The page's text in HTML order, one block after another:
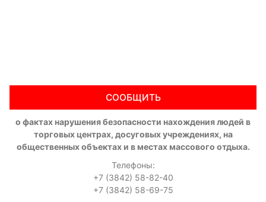
СООБЩИТЬ
о фактах нарушения безопасности нахождения людей в
торговых центрах, досуговых учреждениях, на
общественных объектах и в местах массового отдыха.
Телефоны:
+7 (3842) 58-82-40
+7 (3842) 58-69-75